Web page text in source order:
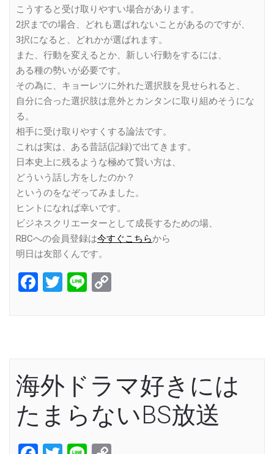
こうすると受け取りやすい場合があります。
2択までの場合、どれも選ばれないことがあるのですが、
3択になると、どれかが選ばれます。
また、行動を変えるとか、新しい行動をするには、
ある種の勢いが必要です。
その為に、キョーレツに外れた選択肢を見せられると、
自分に合った選択肢は意外とカンタンに取り組めそうにな
る。
相手に受け取りやすくする論法です。
これは実は、ある昔話(記録)で出てきます。
日本史上に残るような極めて賢い方は、
どういう話し方をしたのか？
というのをなぞってみました。
ヒントになれば幸いです。
ビジネスクリエーターとして成長するための場、
RBCへの会員登録は今すぐこちらから
明日は友部くんです。
Facebook
Twitter
Line
海外ドラマ好きには
たまらないBS放送